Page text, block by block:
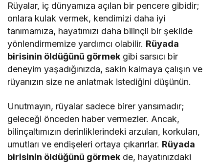
Rüyalar, iç dünyamıza açılan bir pencere gibidir;
onlara kulak vermek, kendimizi daha iyi
tanımamıza, hayatımızı daha bilinçli bir şekilde
yönlendirmemize yardımcı olabilir. Rüyada
birisinin öldüğünü görmek gibi sarsıcı bir
deneyim yaşadığınızda, sakin kalmaya çalışın ve
rüyanızın size ne anlatmak istediğini düşünün.
Unutmayın, rüyalar sadece birer yansımadır;
geleceği önceden haber vermezler. Ancak,
bilinçaltımızın derinliklerindeki arzuları, korkuları,
umutları ve endişeleri ortaya çıkarırlar. Rüyada
birisinin öldüğünü görmek de, hayatınızdaki